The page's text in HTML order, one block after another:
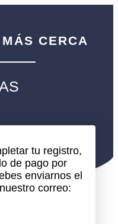
CERCA
tu registro,
de pago por
enviarnos el
correo: